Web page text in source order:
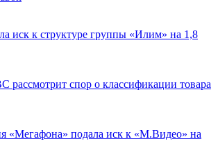
иск к структуре группы «Илим» на 1,8
рассмотрит спор о классификации товара
«Мегафона» подала иск к «М.Видео» на